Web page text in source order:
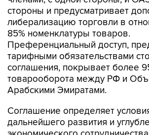
стороны и предусматривает
либерализацию торговли в
85% номенклатуры товаров.
Преференциальный доступ,
тарифными обязательствами
соглашения, покрывает более
товарооборота между РФ и
Арабскими Эмиратами.
Соглашение определяет
дальнейшего развития и